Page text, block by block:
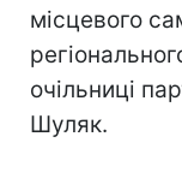
місцевого
очільниці
Шуляк.